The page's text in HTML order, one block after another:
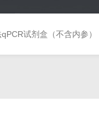
试剂盒（不含内参）